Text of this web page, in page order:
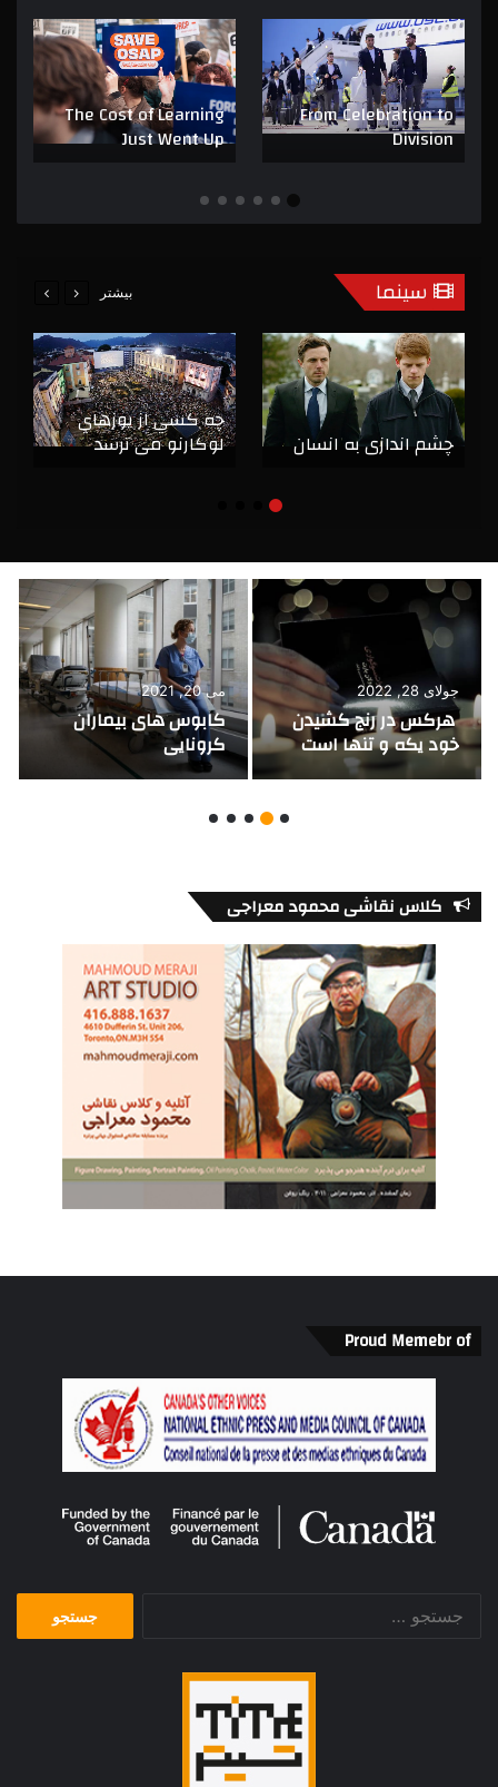
From Celebration to
Division
The Cost of Learning
Just Went Up
سینما بیشتر
چشم اندازی به انسان
چه كسي از يوزهاي
لوكارنو مي ترسد
اکتبر 17, 2014
مردي كه بخت يارش بود
مارس 16, 2014
Cybernation
کلاس نقاشی محمود معراجی
Proud Memebr of